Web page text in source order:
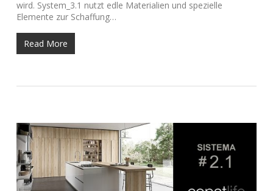
wird. System_3.1 nutzt edle Materialien und spezielle
Elemente zur Schaffung…
Read More